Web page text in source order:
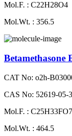
Mol.F. : C22H28O4
Mol.Wt. : 356.5
Betamethasone
CAT No: o2h-
CAS No: 52619-05-3
Mol.F. : C25H33FO7
Mol.Wt. : 464.5